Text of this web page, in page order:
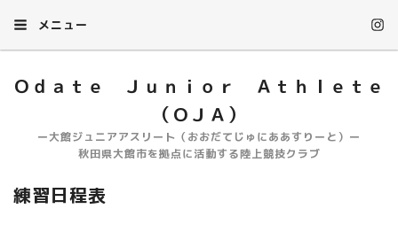
メニュー
Ｏｄａｔｅ Ｊｕｎｉｏｒ Ａｔｈｌｅｔｅ
（ＯＪＡ）
ー大館ジュニアアスリート（おおだてじゅにああすりーと）ー
秋田県大館市を拠点に活動する陸上競技クラブ
練習日程表